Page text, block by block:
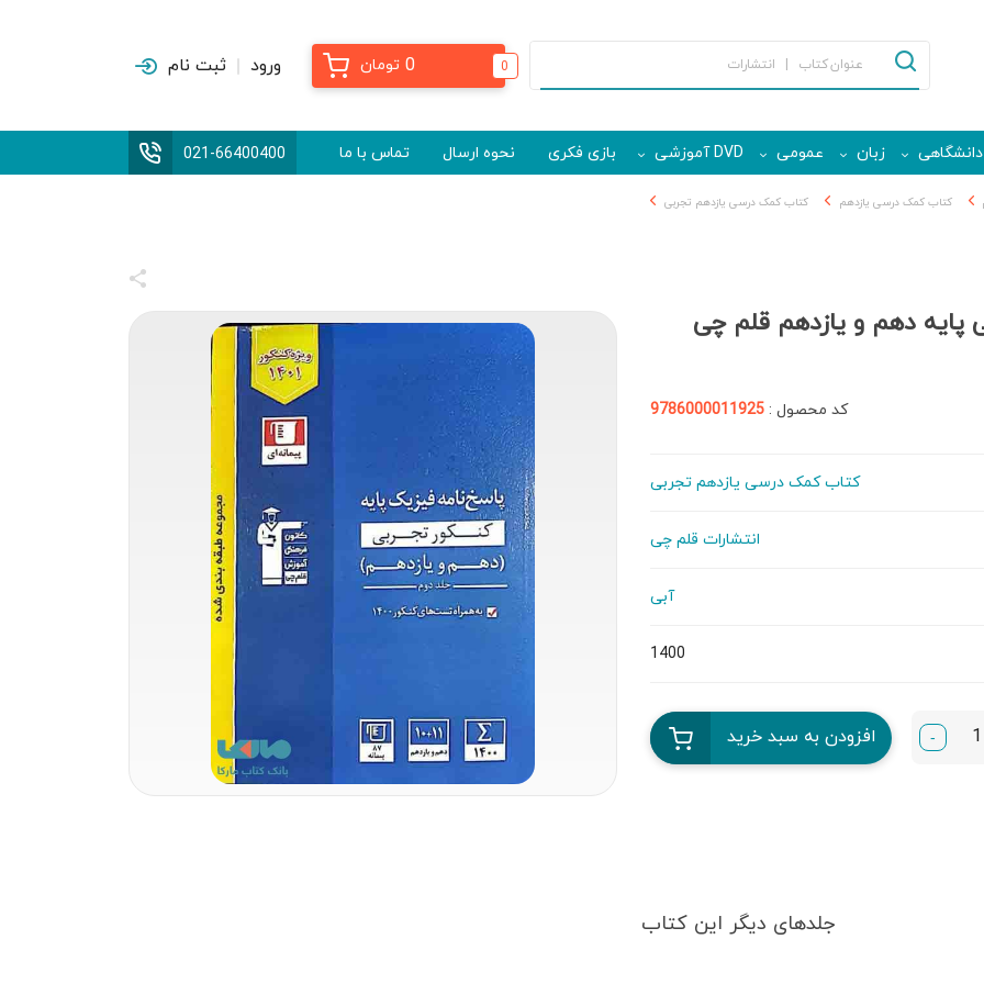
0
0 تومان ورود ثبت نام
دانشگاهی زبان عمومی DVD آموزشی بازی فکری نحوه ارسال تماس با ما 021-66400400
کتاب کمک درسی یازدهم کتاب کمک درسی یازدهم تجربی
پایه دهم و یازدهم قلم چی
کد محصول : 9786000011925
کتاب کمک درسی یازدهم تجربی
انتشارات قلم چی
آبی
1400
- افزودن به سبد خرید
جلدهای دیگر این کتاب